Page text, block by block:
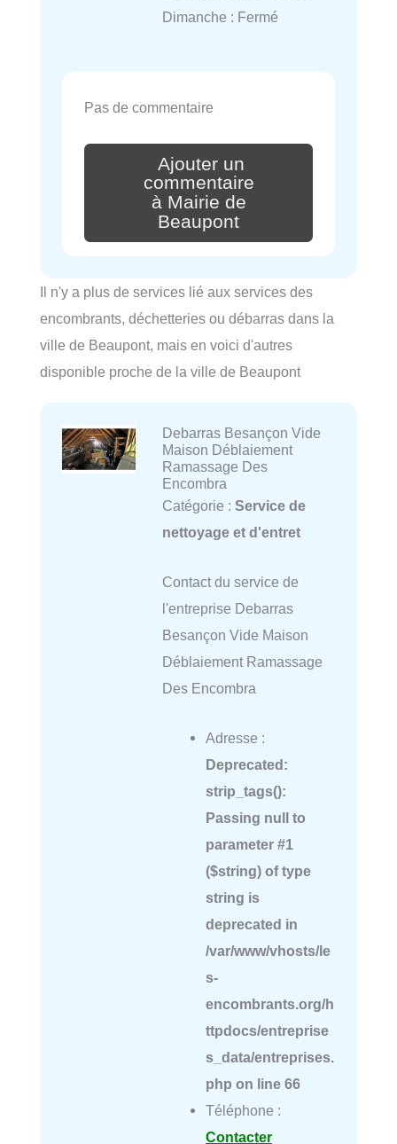
Dimanche : Fermé
Pas de commentaire
Ajouter un
commentaire
à Mairie de
Beaupont
Il n'y a plus de services lié aux services des
encombrants, déchetteries ou débarras dans la
ville de Beaupont, mais en voici d'autres
disponible proche de la ville de Beaupont
Debarras Besançon Vide
Maison Déblaiement
Ramassage Des
Encombra
Catégorie : Service de
nettoyage et d'entret
Contact du service de
l'entreprise Debarras
Besançon Vide Maison
Déblaiement Ramassage
Des Encombra
Adresse :
Deprecated :
strip_tags():
Passing null to
parameter #1
($string) of type
string is
deprecated in
/var/www/vhosts/le
s-
encombrants.org/h
ttpdocs/entreprise
s_data/entreprises.
php on line 66
Téléphone :
Contacter